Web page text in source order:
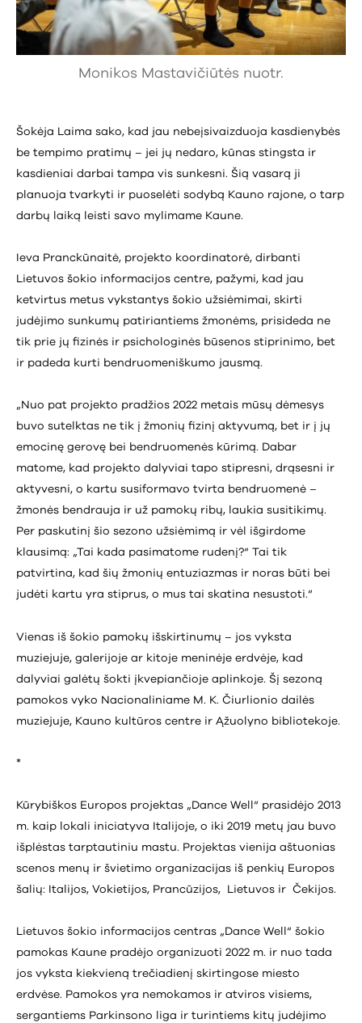
Monikos Mastavičiūtės nuotr.
Šokėja Laima sako, kad jau nebeįsivaizduoja kasdienybės
be tempimo pratimų – jei jų nedaro, kūnas stingsta ir
kasdieniai darbai tampa vis sunkesni. Šią vasarą ji
planuoja tvarkyti ir puoselėti sodybą Kauno rajone, o tarp
darbų laiką leisti savo mylimame Kaune.
Ieva Pranckūnaitė, projekto koordinatorė, dirbanti
Lietuvos šokio informacijos centre, pažymi, kad jau
ketvirtus metus vykstantys šokio užsiėmimai, skirti
judėjimo sunkumų patiriantiems žmonėms, prisideda ne
tik prie jų fizinės ir psichologinės būsenos stiprinimo, bet
ir padeda kurti bendruomeniškumo jausmą.
„Nuo pat projekto pradžios 2022 metais mūsų dėmesys
buvo sutelktas ne tik į žmonių fizinį aktyvumą, bet ir į jų
emocinę gerovę bei bendruomenės kūrimą. Dabar
matome, kad projekto dalyviai tapo stipresni, drąsesni ir
aktyvesni, o kartu susiformavo tvirta bendruomenė –
žmonės bendrauja ir už pamokų ribų, laukia susitikimų.
Per paskutinį šio sezono užsiėmimą ir vėl išgirdome
klausimą: „Tai kada pasimatome rudenį?“ Tai tik
patvirtina, kad šių žmonių entuziazmas ir noras būti bei
judėti kartu yra stiprus, o mus tai skatina nesustoti.“
Vienas iš šokio pamokų išskirtinumų – jos vyksta
muziejuje, galerijoje ar kitoje meninėje erdvėje, kad
dalyviai galėtų šokti įkvepiančioje aplinkoje. Šį sezoną
pamokos vyko Nacionaliniame M. K. Čiurlionio dailės
muziejuje, Kauno kultūros centre ir Ąžuolyno bibliotekoje.
*
Kūrybiškos Europos projektas „Dance Well“ prasidėjo 2013
m. kaip lokali iniciatyva Italijoje, o iki 2019 metų jau buvo
išplėstas tarptautiniu mastu. Projektas vienija aštuonias
scenos menų ir švietimo organizacijas iš penkių Europos
šalių: Italijos, Vokietijos, Prancūzijos, Lietuvos ir Čekijos.
Lietuvos šokio informacijos centras „Dance Well“ šokio
pamokas Kaune pradėjo organizuoti 2022 m. ir nuo tada
jos vyksta kiekvieną trečiadienį skirtingose miesto
erdvėse. Pamokos yra nemokamos ir atviros visiems,
sergantiems Parkinsono liga ir turintiems kitų judėjimo